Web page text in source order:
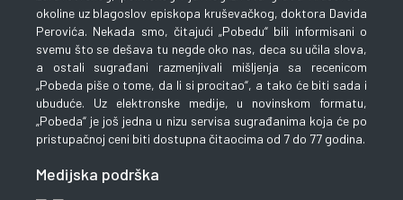
okoline uz blagoslov episkopa kruševačkog, doktora Davida
Perovića. Nekada smo, čitajući „Pobedu“ bili informisani o
svemu što se dešava tu negde oko nas, deca su učila slova,
a ostali sugrađani razmenjivali mišljenja sa recenicom
„Pobeda piše o tome, da li si procitao“, a tako će biti sada i
ubuduće. Uz elektronske medije, u novinskom formatu,
„Pobeda“ je još jedna u nizu servisa sugrađanima koja će po
pristupačnoj ceni biti dostupna čitaocima od 7 do 77 godina.
Medijska podrška